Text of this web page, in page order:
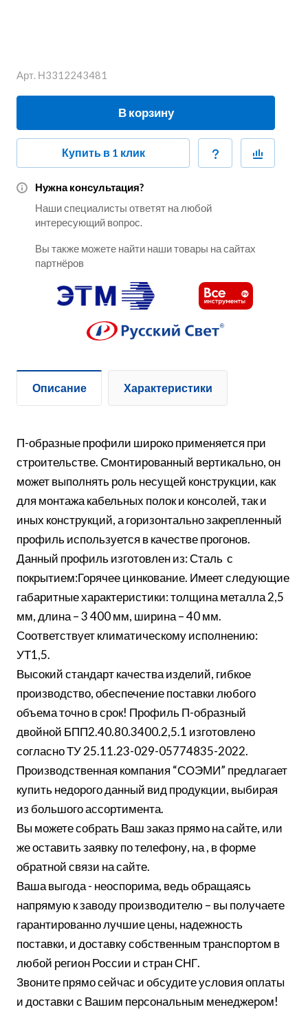
Арт. Н3312243481
В корзину
Купить в 1 клик
Нужна консультация?
Наши специалисты ответят на любой
интересующий вопрос.
Вы также можете найти наши товары на сайтах
партнёров
Описание Характеристики
П-образные профили широко применяется при
строительстве. Смонтированный вертикально, он
может выполнять роль несущей конструкции, как
для монтажа кабельных полок и консолей, так и
иных конструкций, а горизонтально закрепленный
профиль используется в качестве прогонов.
Данный профиль изготовлен из: Сталь с
покрытием:Горячее цинкование. Имеет следующие
габаритные характеристики: толщина металла 2,5
мм, длина – 3 400 мм, ширина – 40 мм.
Соответствует климатическому исполнению:
УТ1,5.
Высокий стандарт качества изделий, гибкое
производство, обеспечение поставки любого
объема точно в срок! Профиль П-образный
двойной БПП2.40.80.3400.2,5.1 изготовлено
согласно ТУ 25.11.23-029-05774835-2022.
Производственная компания “СОЭМИ” предлагает
купить недорого данный вид продукции, выбирая
из большого ассортимента.
Вы можете собрать Ваш заказ прямо на сайте, или
же оставить заявку по телефону, на , в форме
обратной связи на сайте.
Ваша выгода - неоспорима, ведь обращаясь
напрямую к заводу производителю – вы получаете
гарантированно лучшие цены, надежность
поставки, и доставку собственным транспортом в
любой регион России и стран СНГ.
Звоните прямо сейчас и обсудите условия оплаты
и доставки с Вашим персональным менеджером!